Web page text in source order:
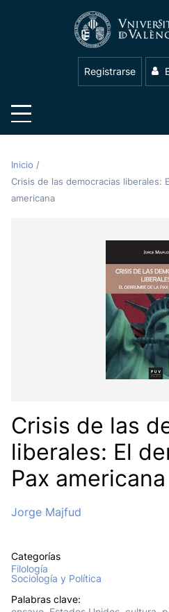
Registrarse
Inicio /
Crisis de las democracias liberales:
americana
Crisis de las
liberales: El
Pax americana
Jorge Majfud
Categorías
Filología
Sociología y Política
Palabras clave: